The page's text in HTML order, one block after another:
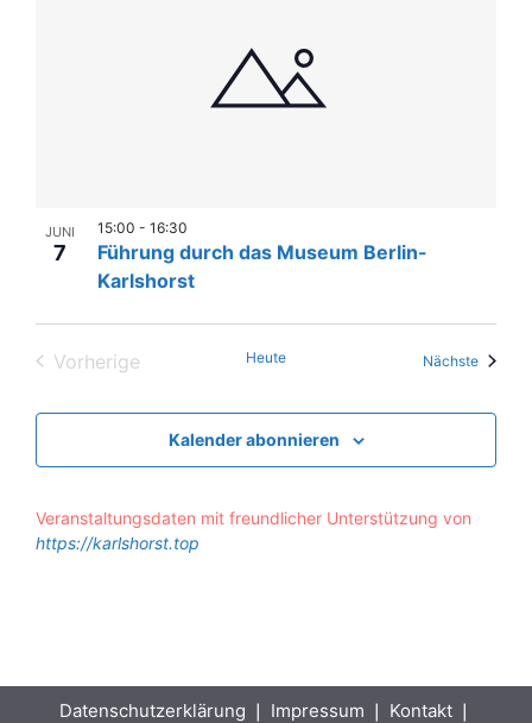
JUNI
7
Führung durch das Museum Berlin-
Karlshorst
15:00 - 16:30
Vorherige
Heute Nächste
Kalender abonnieren
Veranstaltungsdaten mit freundlicher Unterstützung von
https://karlshorst.top
Datenschutzerklärung ❘ Impressum ❘ Kontakt ❘